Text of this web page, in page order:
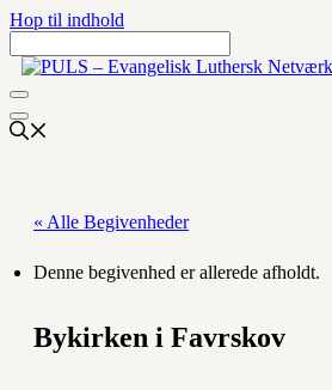
Hop til indhold
« Alle Begivenheder
Denne begivenhed er allerede afholdt.
Bykirken i Favrskov